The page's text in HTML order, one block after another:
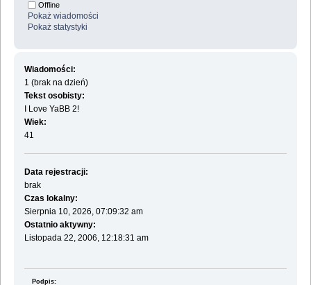
Offline
Pokaż wiadomości
Pokaż statystyki
Wiadomości:
1 (brak na dzień)
Tekst osobisty:
I Love YaBB 2!
Wiek:
41
Data rejestracji:
brak
Czas lokalny:
Sierpnia 10, 2026, 07:09:32 am
Ostatnio aktywny:
Listopada 22, 2006, 12:18:31 am
Podpis: